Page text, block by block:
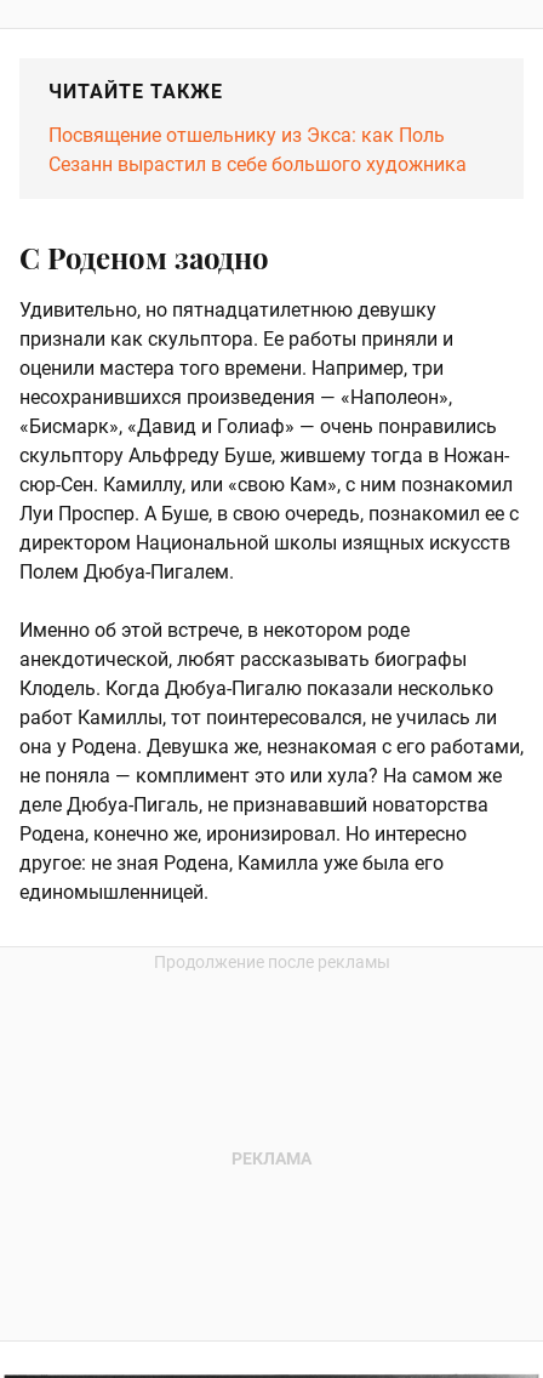
ЧИТАЙТЕ ТАКЖЕ
Посвящение отшельнику из Экса: как Поль
Сезанн вырастил в себе большого художника
С Роденом заодно
Удивительно, но пятнадцатилетнюю девушку
признали как скульптора. Ее работы приняли и
оценили мастера того времени. Например, три
несохранившихся произведения — «Наполеон»,
«Бисмарк», «Давид и Голиаф» — очень понравились
скульптору Альфреду Буше, жившему тогда в Ножан-
сюр-Сен. Камиллу, или «свою Кам», с ним познакомил
Луи Проспер. А Буше, в свою очередь, познакомил ее с
директором Национальной школы изящных искусств
Полем Дюбуа-Пигалем.
Именно об этой встрече, в некотором роде
анекдотической, любят рассказывать биографы
Клодель. Когда Дюбуа-Пигалю показали несколько
работ Камиллы, тот поинтересовался, не училась ли
она у Родена. Девушка же, незнакомая с его работами,
не поняла — комплимент это или хула? На самом же
деле Дюбуа-Пигаль, не признававший новаторства
Родена, конечно же, иронизировал. Но интересно
другое: не зная Родена, Камилла уже была его
единомышленницей.